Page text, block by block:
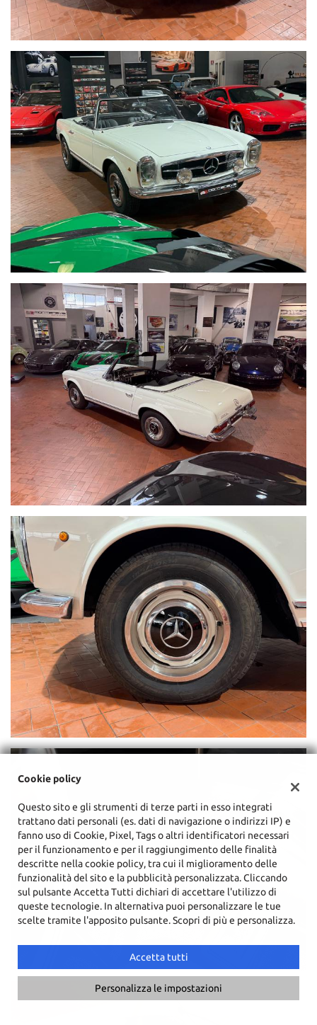
Cookie policy
Questo sito e gli strumenti di terze parti in esso integrati
trattano dati personali (es. dati di navigazione o indirizzi IP) e
fanno uso di Cookie, Pixel, Tags o altri identificatori necessari
per il funzionamento e per il raggiungimento delle finalità
descritte nella cookie policy, tra cui il miglioramento delle
funzionalità del sito e la pubblicità personalizzata. Cliccando
sul pulsante Accetta Tutti dichiari di accettare l'utilizzo di
queste tecnologie. In alternativa puoi personalizzare le tue
scelte tramite l'apposito pulsante. Scopri di più e personalizza.
Accetta tutti
Personalizza le impostazioni